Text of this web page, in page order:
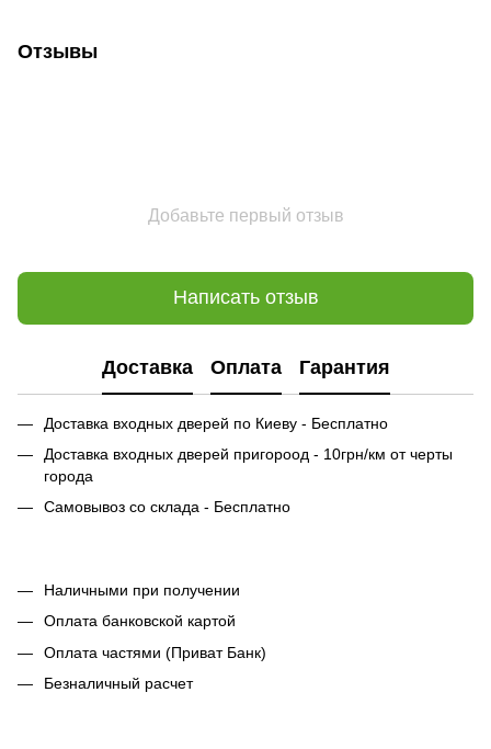
Отзывы
Добавьте первый отзыв
Написать отзыв
Доставка Оплата Гарантия
Доставка входных дверей по Киеву - Бесплатно
Доставка входных дверей пригороод - 10грн/км от черты
города
Самовывоз со склада - Бесплатно
Наличными при получении
Оплата банковской картой
Оплата частями (Приват Банк)
Безналичный расчет